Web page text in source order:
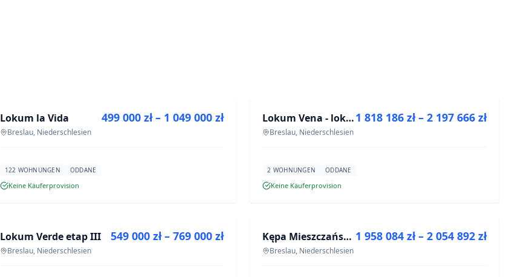
NEUBAU
Lokum la Vida
Breslau, Niederschlesien
499 000 zł – 1 049 000 zł
122 WOHNUNGEN ODDANE
Keine Käuferprovision
NEUBAU Lokum Vena - lokale użytkowe
Breslau, Niederschlesien
1 818 186 zł – 2 197 666 zł
2 WOHNUNGEN ODDANE
Keine Käuferprovision
NEUBAU
Lokum Verde etap III
Breslau, Niederschlesien
549 000 zł – 769 000 zł NEUBAU Kępa Mieszczańska - lokale użytkowe
Breslau, Niederschlesien
1 958 084 zł – 2 054 892 zł